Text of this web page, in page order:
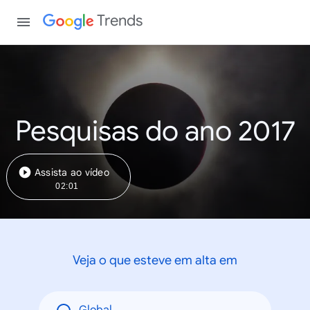
Trends
Pesquisas do ano 2017
Assista ao vídeo
02:01
Veja o que esteve em alta em